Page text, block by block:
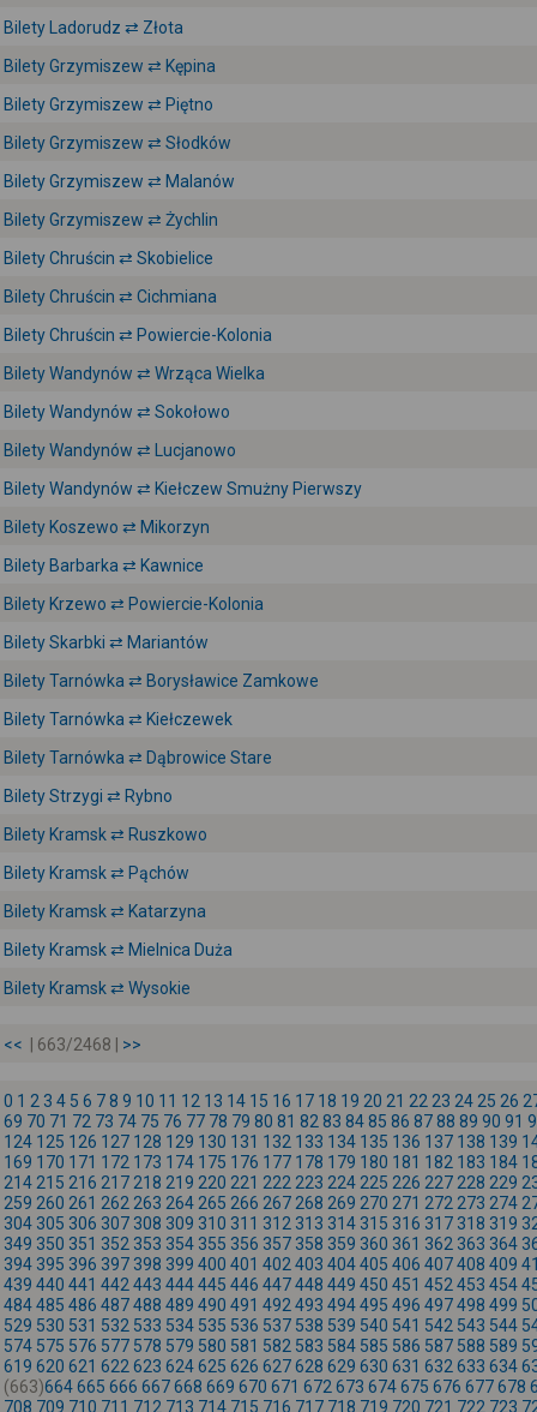
Bilety Ladorudz ⇄ Złota
Bilety Grzymiszew ⇄ Kępina
Bilety Grzymiszew ⇄ Piętno
Bilety Grzymiszew ⇄ Słodków
Bilety Grzymiszew ⇄ Malanów
Bilety Grzymiszew ⇄ Żychlin
Bilety Chruścin ⇄ Skobielice
Bilety Chruścin ⇄ Cichmiana
Bilety Chruścin ⇄ Powiercie-Kolonia
Bilety Wandynów ⇄ Wrząca Wielka
Bilety Wandynów ⇄ Sokołowo
Bilety Wandynów ⇄ Lucjanowo
Bilety Wandynów ⇄ Kiełczew Smużny Pierwszy
Bilety Koszewo ⇄ Mikorzyn
Bilety Barbarka ⇄ Kawnice
Bilety Krzewo ⇄ Powiercie-Kolonia
Bilety Skarbki ⇄ Mariantów
Bilety Tarnówka ⇄ Borysławice Zamkowe
Bilety Tarnówka ⇄ Kiełczewek
Bilety Tarnówka ⇄ Dąbrowice Stare
Bilety Strzygi ⇄ Rybno
Bilety Kramsk ⇄ Ruszkowo
Bilety Kramsk ⇄ Pąchów
Bilety Kramsk ⇄ Katarzyna
Bilety Kramsk ⇄ Mielnica Duża
Bilety Kramsk ⇄ Wysokie
<< | 663/2468 | >>
0 1 2 3 4 5 6 78 9 10 11 12 13 14 15 16 17 18 19 20 21 22 23 24 25 26
69 70 71 72 73 74 75 76 77 78 79 80 81 82 83 8485 86 8788 89 90 91
124 125 126 127 128 129 130 131 132 133 134 135 136 137 138 139
169 170 171 172 173 174 175 176 177 178 179 180 181 182 183 184
214 215 216 217 218 219 220 221 222 223 224 225 226 227 228 229
259 260 261 262 263 264 265 266 267 268 269 270 271 272 273 274
304 305 306 307 308 309 310 311 312 313 314 315 316 317 318 319
349 350 351 352 353 354 355 356 357 358 359 360 361 362 363 364
394 395 396 397 398 399 400 401 402 403 404405 406 407408 409
439 440 441 442 443 444445 446 447448 449 450 451 452 453 454
484485 486 487488 489 490 491 492 493 494495 496 497498 499
529 530 531 532 533 534 535 536 537 538 539 540 541 542 543 544
574 575 576 577 578 579 580 581 582 583 584 585 586 587 588 589
619 620 621 622 623 624625 626 627628 629 630 631 632 633 634
(663)664665 666 667668 669 670 671 672 673 674675 676 677678
708 709 710 711 712 713 714 715 716 717 718 719 720 721 722 723